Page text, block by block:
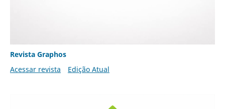
Revista Graphos
Acessar revista
Edição Atual